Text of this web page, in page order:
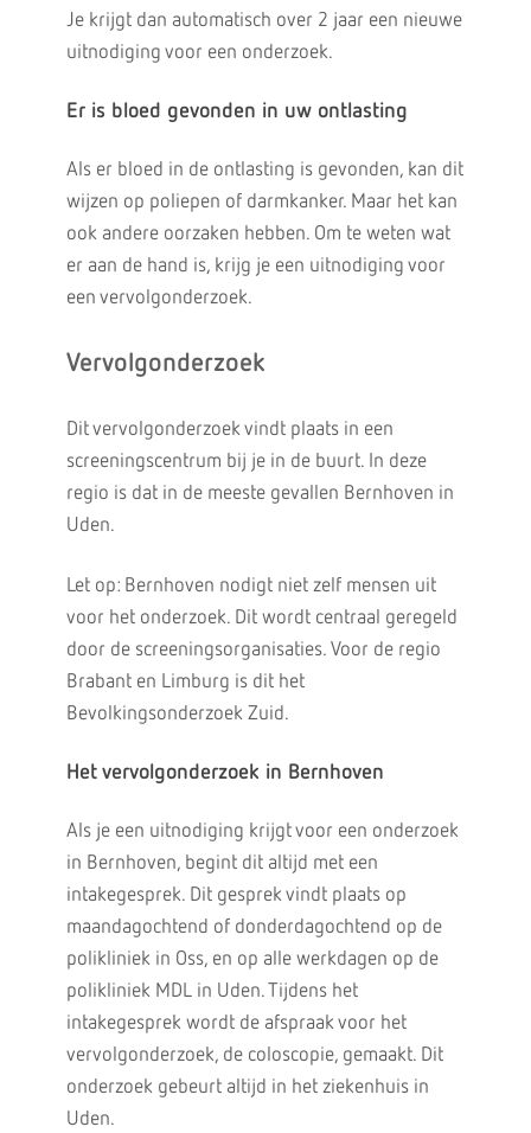
Je krijgt dan automatisch over 2 jaar een nieuwe
uitnodiging voor een onderzoek.
Er is bloed gevonden in uw ontlasting
Als er bloed in de ontlasting is gevonden, kan dit
wijzen op poliepen of darmkanker. Maar het kan
ook andere oorzaken hebben. Om te weten wat
er aan de hand is, krijg je een uitnodiging voor
een vervolgonderzoek.
Vervolgonderzoek
Dit vervolgonderzoek vindt plaats in een
screeningscentrum bij je in de buurt. In deze
regio is dat in de meeste gevallen Bernhoven in
Uden.
Let op: Bernhoven nodigt niet zelf mensen uit
voor het onderzoek. Dit wordt centraal geregeld
door de screeningsorganisaties. Voor de regio
Brabant en Limburg is dit het
Bevolkingsonderzoek Zuid.
Het vervolgonderzoek in Bernhoven
Als je een uitnodiging krijgt voor een onderzoek
in Bernhoven, begint dit altijd met een
intakegesprek. Dit gesprek vindt plaats op
maandagochtend of donderdagochtend op de
polikliniek in Oss, en op alle werkdagen op de
polikliniek MDL in Uden. Tijdens het
intakegesprek wordt de afspraak voor het
vervolgonderzoek, de coloscopie, gemaakt. Dit
onderzoek gebeurt altijd in het ziekenhuis in
Uden.